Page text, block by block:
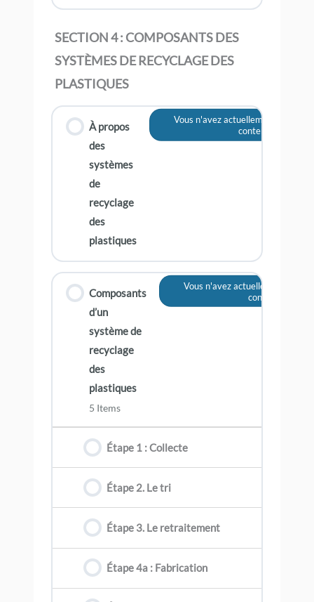
SECTION 4 : COMPOSANTS DES
SYSTÈMES DE RECYCLAGE DES
PLASTIQUES
À propos
des
systèmes
de
recyclage
des
plastiques
Vous n'avez actuellement pas
contenu
Composants
d’un
système de
recyclage
des
plastiques
5 Items
Vous n'avez actuellement pas
contenu
Étape 1 : Collecte
Étape 2. Le tri
Étape 3. Le retraitement
Étape 4a : Fabrication